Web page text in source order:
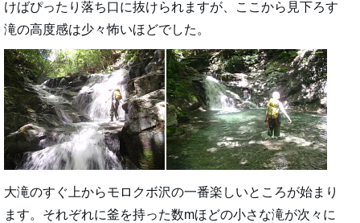
けばぴったり落ち口に抜けられますが、ここから見下ろす
滝の高度感は少々怖いほどでした。
大滝のすぐ上からモロクボ沢の一番楽しいところが始まり
ます。それぞれに釜を持った数mほどの小さな滝が次々に